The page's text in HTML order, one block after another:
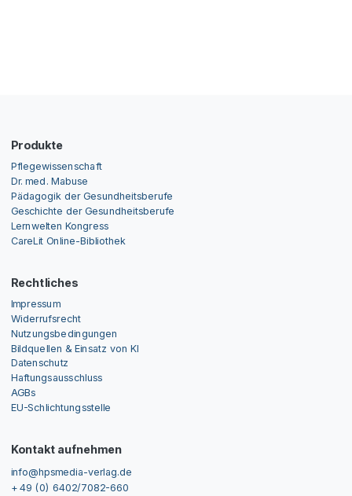
Produkte
Pflegewissenschaft
Dr. med. Mabuse
Pädagogik der Gesundheitsberufe
Geschichte der Gesundheitsberufe
Lernwelten Kongress
CareLit Online-Bibliothek
Rechtliches
Impressum
Widerrufsrecht
Nutzungsbedingungen
Bildquellen & Einsatz von KI
Datenschutz
Haftungsausschluss
AGBs
EU-Schlichtungsstelle
Kontakt aufnehmen
info@hpsmedia-verlag.de
+ 49 (0) 6402/7082-660